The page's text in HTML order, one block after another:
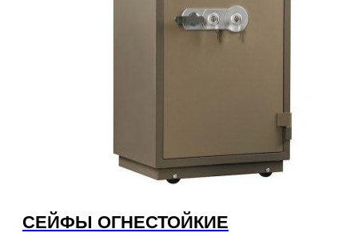
СЕЙФЫ ОГНЕСТОЙКИЕ